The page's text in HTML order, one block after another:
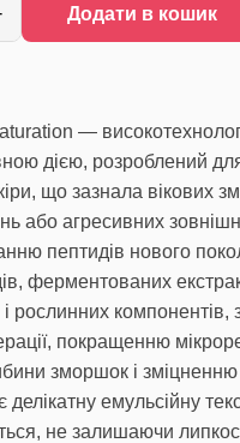
Додати в кошик
—
дією, розроблений
що зазнала вікових
або агресивних
пептидів нового
ферментованих
рослинних компонентів,
покращенню
зморшок і зміцненню
емульсійну
не залишаючи